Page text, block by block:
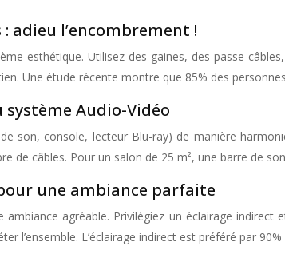
adieu l’encombrement !
esthétique. Utilisez des gaines, des passe-
Une étude récente montre que 85% des
Audio-Vidéo
son, console, lecteur Blu-ray) de manière
de câbles. Pour un salon de 25 m², une barre de
une ambiance parfaite
ambiance agréable. Privilégiez un éclairage
l’ensemble. L’éclairage indirect est préféré par